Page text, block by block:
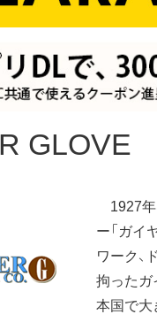
GLOVE
1927年
ー「ガイ
ワーク、
拘ったガ
本国で大